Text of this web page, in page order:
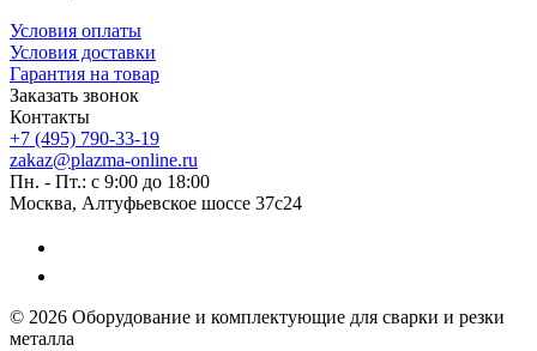
Условия оплаты
Условия доставки
Гарантия на товар
Заказать звонок
Контакты
+7 (495) 790-33-19
zakaz@plazma-online.ru
Пн. - Пт.: с 9:00 до 18:00
Москва, Алтуфьевское шоссе 37с24
© 2026 Оборудование и комплектующие для сварки и резки
металла